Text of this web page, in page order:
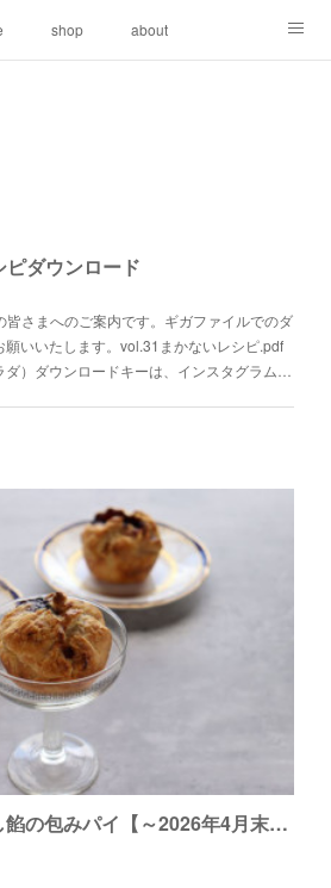
shop about
ダウンロード
さまへのご案内です。ギガファイルでのダ
いいたします。vol.31まかないレシピ.pdf
ダ）ダウンロードキーは、インスタグラム…
ブルーベリーとこし餡の包みパイ【～2026年4月末日】